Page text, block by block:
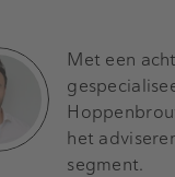
Met een
het
segment.